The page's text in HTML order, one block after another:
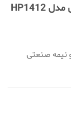
کاربرد مینی فرز آهنگری دیمردار هیوندای مدل HP1412
نیمه صنعتی